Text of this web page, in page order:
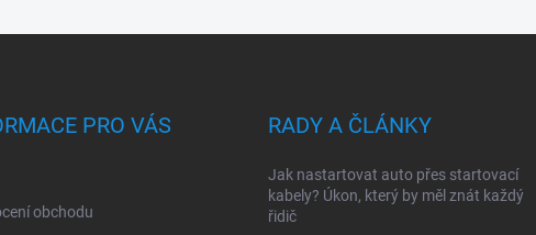
PRO VÁS
obchodu
RADY A ČLÁNKY
Jak nastartovat auto přes startovací
kabely? Úkon, který by měl znát každý
řidič